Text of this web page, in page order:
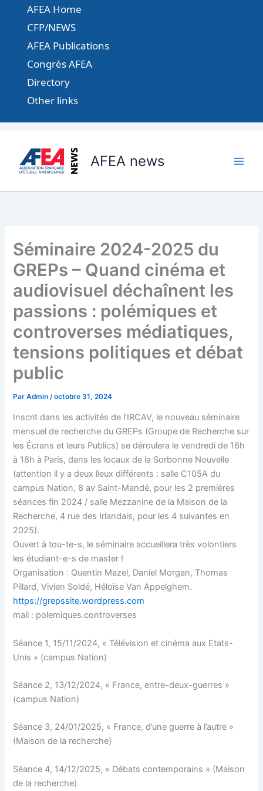
contenu
AFEA Home
CFP/NEWS
AFEA Publications
Congrès AFEA
Directory
Other links
AFEA news
Séminaire 2024-2025 du
GREPs – Quand cinéma et
audiovisuel déchaînent les
passions : polémiques et
controverses médiatiques,
tensions politiques et débat
public
ParAdmin/octobre 31, 2024
Inscrit dans les activités de l’IRCAV, le nouveau séminaire
mensuel de recherche du GREPs (Groupe de Recherche sur
les Écrans et leurs Publics) se déroulera le vendredi de 16h
à 18h à Paris, dans les locaux de la Sorbonne Nouvelle
(attention il y a deux lieux différents : salle C105A du
campus Nation, 8 av Saint-Mandé, pour les 2 premières
séances fin 2024 / salle Mezzanine de la Maison de la
Recherche, 4 rue des Irlandais, pour les 4 suivantes en
2025).
Ouvert à tou-te-s, le séminaire accueillera très volontiers
les étudiant-e-s de master !
Organisation : Quentin Mazel, Daniel Morgan, Thomas
Pillard, Vivien Soldé, Héloïse Van Appelghem.
https://grepssite.wordpress.com
mail : polemiques.controverses
Séance 1, 15/11/2024, « Télévision et cinéma aux Etats-
Unis » (campus Nation)
Séance 2, 13/12/2024, « France, entre-deux-guerres »
(campus Nation)
Séance 3, 24/01/2025, « France, d’une guerre à l’autre »
(Maison de la recherche)
Séance 4, 14/12/2025, « Débats contemporains » (Maison
de la recherche)